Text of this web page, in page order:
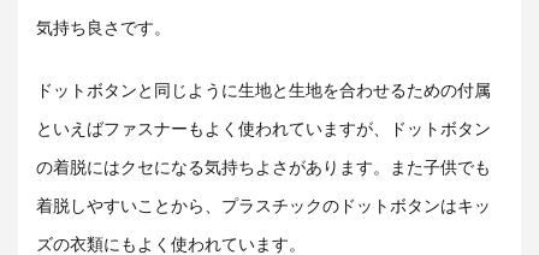
気持ち良さです。
ドットボタンと同じように生地と生地を合わせるための付属
といえばファスナーもよく使われていますが、ドットボタン
の着脱にはクセになる気持ちよさがあります。また子供でも
着脱しやすいことから、プラスチックのドットボタンはキッ
ズの衣類にもよく使われています。